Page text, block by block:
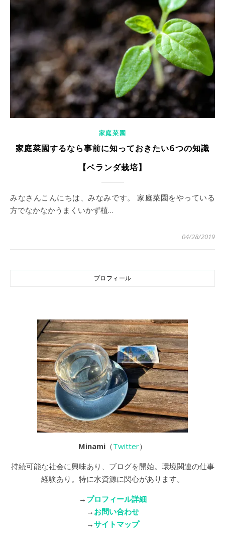
家庭菜園
家庭菜園するなら事前に知っておきたい6つの知識
【ベランダ栽培】
みなさんこんにちは、みなみです。 家庭菜園をやっている
方でなかなかうまくいかず植…
04/28/2019
プロフィール
Minami （Twitter）
持続可能な社会に興味あり、ブログを開始。環境関連の仕事
経験あり。特に水資源に関心があります。
→ プロフィール詳細
→ お問い合わせ
→サイトマップ